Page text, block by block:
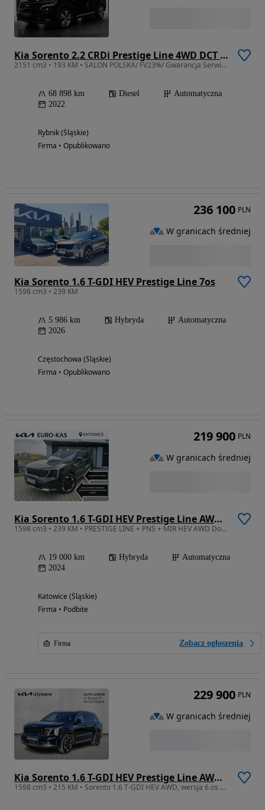
Kia Sorento 2.2 CRDi Prestige Line 4WD DCT 7os
2151 cm3 • 193 KM • SALON POLSKA/ FV23%/ Gwarancja Serwisowa/ Prestige Line/ 113 820 NETTO
68 898 km Diesel
Automatyczna
2022
Rybnik (Śląskie)
Firma • Opublikowano
Kia Sorento 1.6 T-GDI HEV Prestige Line 7os
1598 cm3 • 239 KM
5 986 km Hybryda
Automatyczna
2026
Częstochowa (Śląskie)
Firma • Opublikowano
236 100 PLN
W granicach średniej
Kia Sorento 1.6 T-GDI HEV Prestige Line AWD 6os
1598 cm3 • 239 KM • PRESTIGE LINE + PNS + MIR HEV AWD Dostępne od ręki!
19 000 km Hybryda
Automatyczna
2024
Katowice (Śląskie)
Firma • Podbite
Firma Zobacz ogłoszenia
219 900 PLN
W granicach średniej
Kia Sorento 1.6 T-GDI HEV Prestige Line AWD 6os
1598 cm3 • 215 KM • Sorento 1.6 T-GDI HEV AWD, wersja 6.os bardzo bogate wyposażenie
229 900 PLN
W granicach średniej